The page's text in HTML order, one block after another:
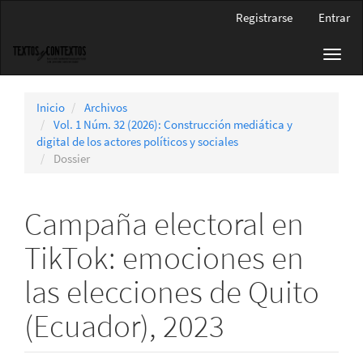
principal
Barra
Registrarse Entrar
Inicio
Archivos
Vol. 1 Núm. 32 (2026): Construcción mediática y
digital de los actores políticos y sociales
Dossier
Campaña electoral en
TikTok: emociones en
las elecciones de Quito
(Ecuador), 2023